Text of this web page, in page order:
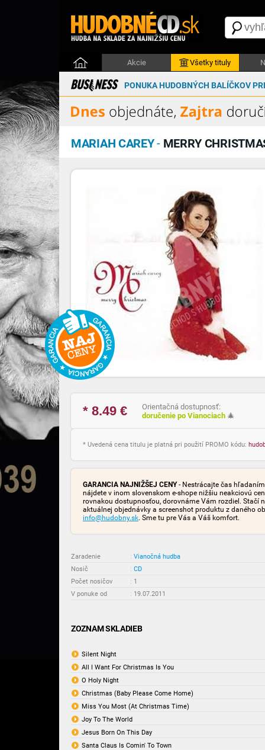
Akcie Všetky tituly
PONUKA HUDOBNÝCH BALÍČKOV
MARIAH CAREY- MERRY
* 8.49 €
Orientačná dostupnosť:
doručenie po Vianociach 🎄
* Uvedená cena titulu je platná pri použití PROMO kódu:
GARANCIA NAJNIŽŠEJ CENY- Nestrácajte čas
nájdete v inom slovenskom e-shope nižšiu neakciovú
rovnakou dostupnosťou, dorovnáme Vám rozdiel. Stačí
aktuálnej objednávky a screenshot produktu z daného
info@hudobny.sk. Sme tu pre Vás a Váš komfort.
Zaradenie : Vianočná hudba
Nosič
: CD
Počet nosičov
: 1
V ponuke od
: 19.07.2011
ZOZNAM SKLADIEB
Silent Night
All I Want For Christmas Is You
O Holy Night
Christmas (Baby Please Come Home)
Miss You Most (At Christmas Time)
Joy To The World
Jesus Born On This Day
Santa Claus Is Comin' To Town